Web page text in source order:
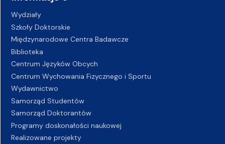
Wydziały
Szkoły Doktorskie
Międzynarodowe Centra Badawcze
Biblioteka
Centrum Języków Obcych
Centrum Wychowania Fizycznego i Sportu
Wydawnictwo
Samorząd Studentów
Samorząd Doktorantów
Programy doskonałości naukowej
Realizowane projekty